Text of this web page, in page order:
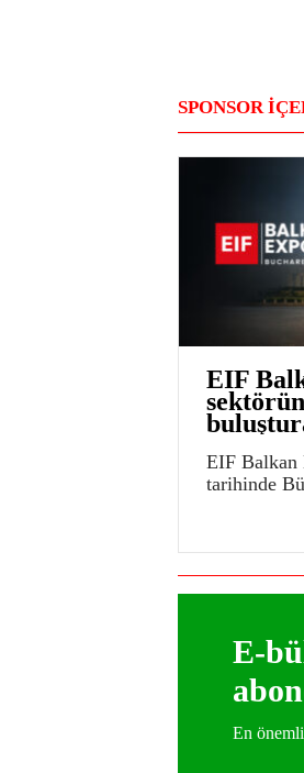
SPONSOR
EIF
EIF Balkan
tarihinde
E-
En